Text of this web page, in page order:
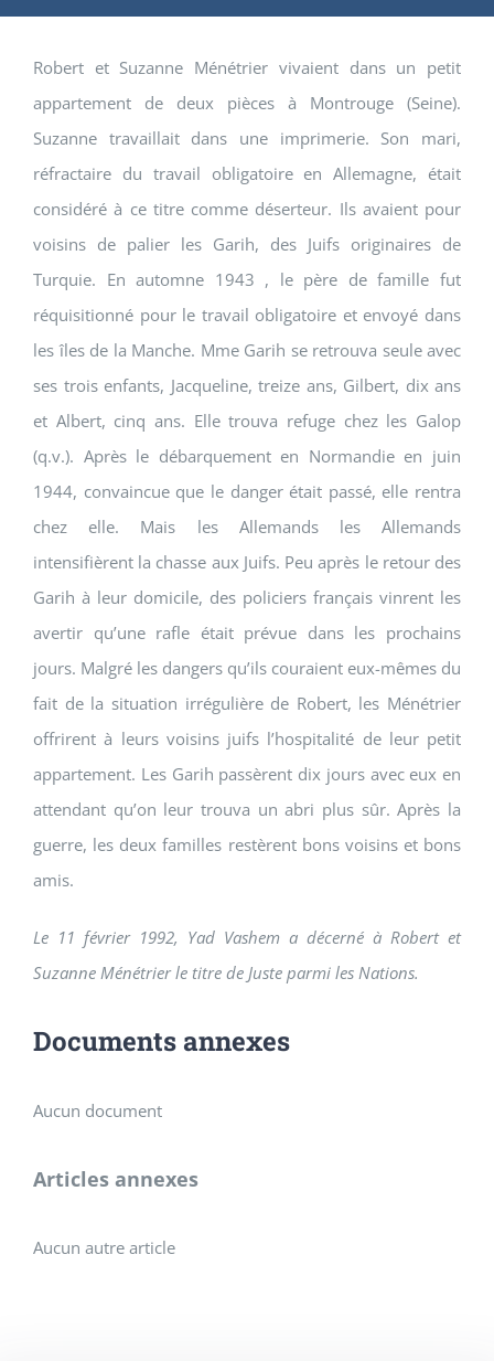
Robert et Suzanne Ménétrier vivaient dans un petit
appartement de deux pièces à Montrouge (Seine).
Suzanne travaillait dans une imprimerie. Son mari,
réfractaire du travail obligatoire en Allemagne, était
considéré à ce titre comme déserteur. Ils avaient pour
voisins de palier les Garih, des Juifs originaires de
Turquie. En automne 1943 , le père de famille fut
réquisitionné pour le travail obligatoire et envoyé dans
les îles de la Manche. Mme Garih se retrouva seule avec
ses trois enfants, Jacqueline, treize ans, Gilbert, dix ans
et Albert, cinq ans. Elle trouva refuge chez les Galop
(q.v.). Après le débarquement en Normandie en juin
1944, convaincue que le danger était passé, elle rentra
chez elle. Mais les Allemands les Allemands
intensifièrent la chasse aux Juifs. Peu après le retour des
Garih à leur domicile, des policiers français vinrent les
avertir qu’une rafle était prévue dans les prochains
jours. Malgré les dangers qu’ils couraient eux-mêmes du
fait de la situation irrégulière de Robert, les Ménétrier
offrirent à leurs voisins juifs l’hospitalité de leur petit
appartement. Les Garih passèrent dix jours avec eux en
attendant qu’on leur trouva un abri plus sûr. Après la
guerre, les deux familles restèrent bons voisins et bons
amis.
Le 11 février 1992, Yad Vashem a décerné à Robert et
Suzanne Ménétrier le titre de Juste parmi les Nations.
Documents annexes
Aucun document
Articles annexes
Aucun autre article